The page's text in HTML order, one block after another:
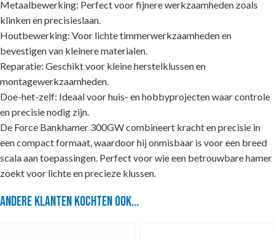
Metaalbewerking: Perfect voor fijnere werkzaamheden zoals
klinken en precisieslaan.
Houtbewerking: Voor lichte timmerwerkzaamheden en
bevestigen van kleinere materialen.
Reparatie: Geschikt voor kleine herstelklussen en
montagewerkzaamheden.
Doe-het-zelf: Ideaal voor huis- en hobbyprojecten waar controle
en precisie nodig zijn.
De Force Bankhamer 300GW combineert kracht en precisie in
een compact formaat, waardoor hij onmisbaar is voor een breed
scala aan toepassingen. Perfect voor wie een betrouwbare hamer
zoekt voor lichte en precieze klussen.
Andere klanten kochten ook...